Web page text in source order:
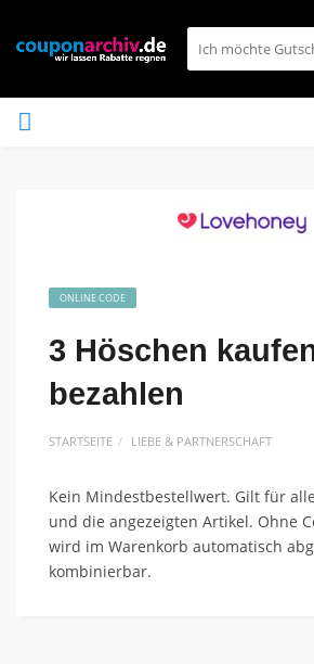
ONLINE CODE
3 Höschen
bezahlen
STARTSEITE LIEBE & PARTNERSCHAFT
Kein Mindestbestellwert. Gilt für
und die angezeigten Artikel. Ohne
wird im Warenkorb automatisch
kombinierbar.